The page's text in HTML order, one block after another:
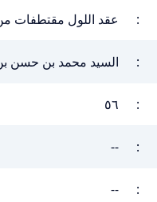
: عقد اللول مقتطفات
: السيد محمد بن حسن
: ٥٦
:
--
:
--